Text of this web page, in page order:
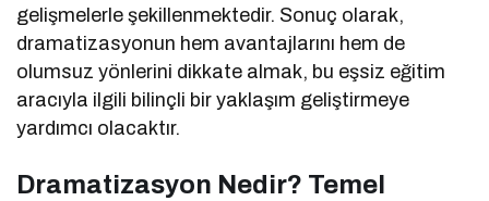
gelişmelerle şekillenmektedir. Sonuç olarak,
dramatizasyonun hem avantajlarını hem de
olumsuz yönlerini dikkate almak, bu eşsiz eğitim
aracıyla ilgili bilinçli bir yaklaşım geliştirmeye
yardımcı olacaktır.
Dramatizasyon Nedir? Temel